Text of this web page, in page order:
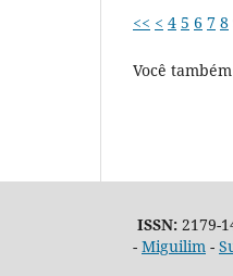
<< < 4 5 6 7 8
Você
ISSN:
- Miguilim -